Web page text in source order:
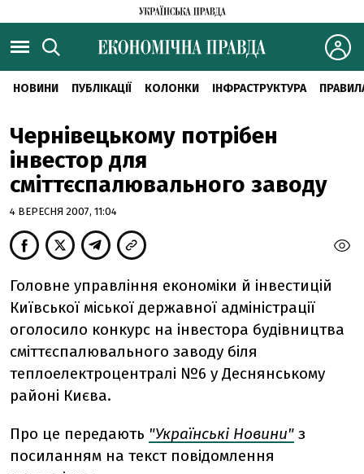
НОВИНИ ПУБЛІКАЦІЇ КОЛОНКИ ІНФРАСТРУКТУРА
Чернівецькому потрібен
інвестор для
сміттєспалювального заводу
4 ВЕРЕСНЯ 2007, 11:04
Головне управління економіки й інвестицій
Київської міської державної адміністрації
оголосило конкурс на інвестора будівництва
сміттєспалювального заводу біля
теплоелектроцентралі №6 у Деснянському
районі Києва.
Про це передають "Українські Новини" з
посиланням на текст повідомлення